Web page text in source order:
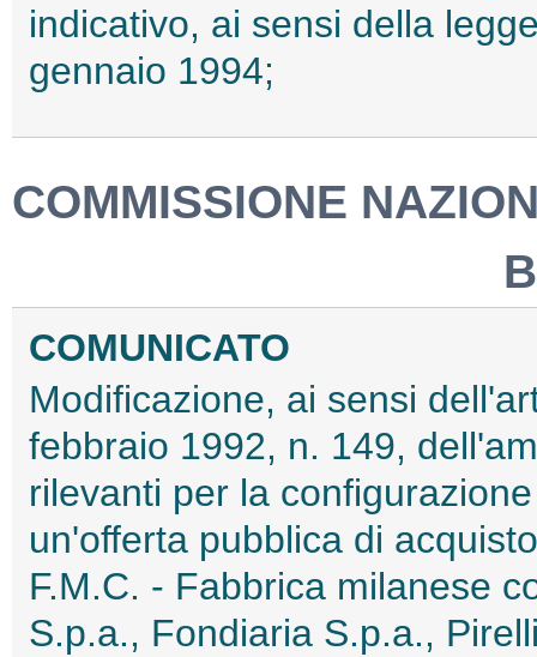
indicativo, ai sensi della
gennaio 1994;
COMMISSIONE
COMUNICATO
Modificazione, ai sensi
febbraio 1992, n. 149,
rilevanti per la
un'offerta pubblica di
F.M.C. - Fabbrica milanese
S.p.a., Fondiaria S.p.a.,